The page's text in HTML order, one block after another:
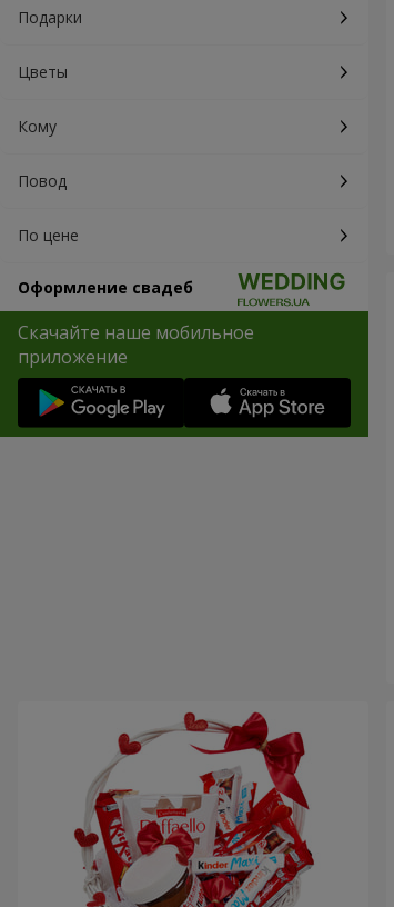
Подарки
Цветы
Кому
Повод
По цене
Оформление свадеб
Скачайте наше мобильное
приложение